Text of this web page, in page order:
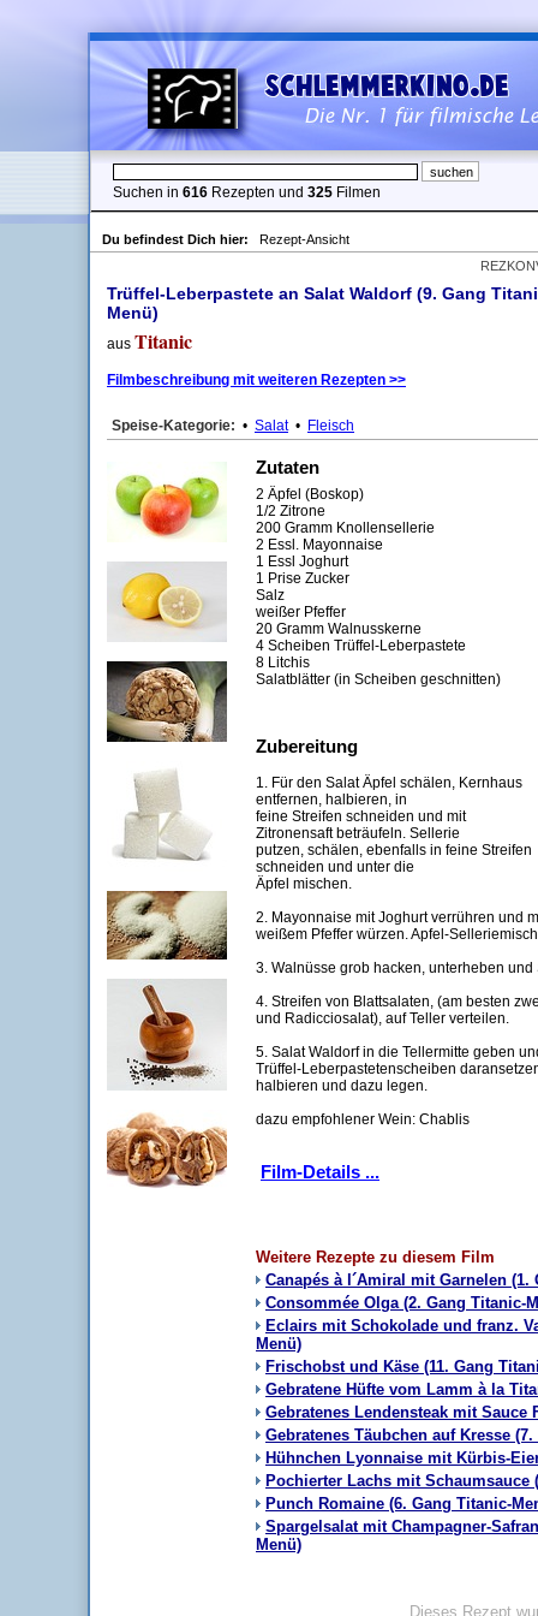
Suchen in 616 Rezepten und 325 Filmen
Du befindest Dich hier:
Rezept-Ansicht
Trüffel-Leberpastete an Salat Waldorf (9. Gang
Menü)
aus Titanic
Filmbeschreibung mit weiteren Rezepten >>
Speise-Kategorie: • Salat• Fleisch
Zutaten
2 Äpfel (Boskop)
1/2 Zitrone
200 Gramm Knollensellerie
2 Essl. Mayonnaise
1 Essl Joghurt
1 Prise Zucker
Salz
weißer Pfeffer
20 Gramm Walnusskerne
4 Scheiben Trüffel-Leberpastete
8 Litchis
Salatblätter (in Scheiben geschnitten)
Zubereitung
1. Für den Salat Äpfel schälen, Kernhaus
entfernen, halbieren, in
feine Streifen schneiden und mit
Zitronensaft beträufeln. Sellerie
putzen, schälen, ebenfalls in feine Streifen
schneiden und unter die
Äpfel mischen.
2. Mayonnaise mit Joghurt verrühren und
weißem Pfeffer würzen. Apfel-
3. Walnüsse grob hacken, unterheben
4. Streifen von Blattsalaten, (am besten
und Radicciosalat), auf Teller verteilen.
5. Salat Waldorf in die Tellermitte geben
Trüffel-Leberpastetenscheiben
halbieren und dazu legen.
dazu empfohlener Wein: Chablis
Film-Details ...
Weitere Rezepte zu diesem Film
Canapés à l´Amiral mit Garnelen (1.
Consommée Olga (2. Gang Titanic-
Eclairs mit Schokolade und franz.
Menü)
Frischobst und Käse (11. Gang
Gebratene Hüfte vom Lamm à la
Gebratenes Lendensteak mit Sauce
Gebratenes Täubchen auf Kresse
Hühnchen Lyonnaise mit Kürbis-
Pochierter Lachs mit Schaumsauce
Punch Romaine (6. Gang Titanic-
Spargelsalat mit Champagner-
Menü)
Dieses Rezept